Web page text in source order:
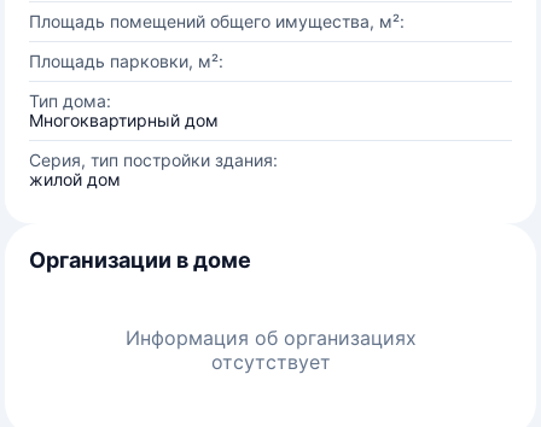
Площадь помещений общего имущества, м²:
Площадь парковки, м²:
Тип дома:
Многоквартирный дом
Серия, тип постройки здания:
жилой дом
Организации в доме
Информация об организациях
отсутствует